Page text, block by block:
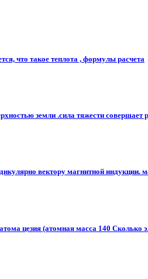
что такое теплота , формулы расчета
земли .сила тяжести совершает
вектору магнитной
цезия (атомная масса 140 Сколько